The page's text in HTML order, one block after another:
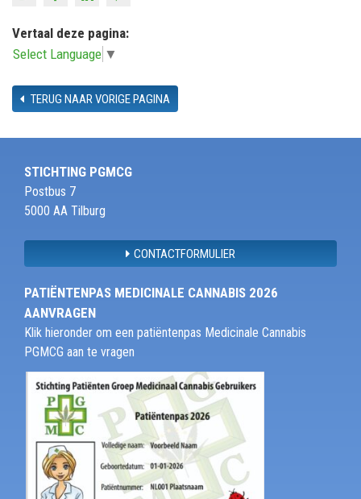
Vertaal deze pagina:
Select Language ▼
TERUG NAAR VORIGE PAGINA
STICHTING PGMCG
Postbus 7
5000 AA Tilburg
CONTACTFORMULIER
PATIËNTENPAS MEDICINALE CANNABIS 2026
AANVRAGEN
Klik hieronder om een patiëntenpas Medicinale Cannabis
PGMCG aan te vragen